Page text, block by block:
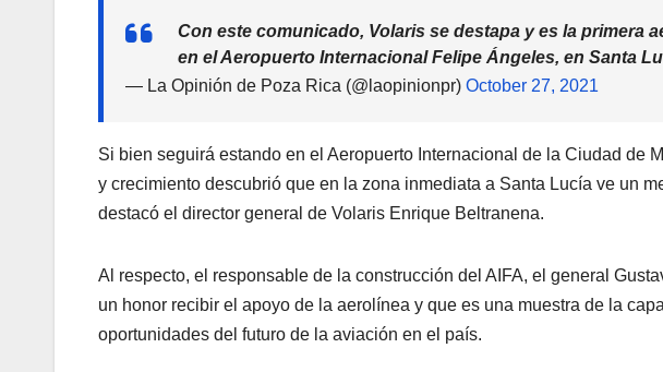
Con este comunicado, Volaris se destapa y es la primera
en el Aeropuerto Internacional Felipe Ángeles, en Santa
— La Opinión de Poza Rica (@laopinionpr) October 27, 2021
Si bien seguirá estando en el Aeropuerto Internacional de la Ciudad de
y crecimiento descubrió que en la zona inmediata a Santa Lucía ve un
destacó el director general de Volaris Enrique Beltranena.
Al respecto, el responsable de la construcción del AIFA, el general
un honor recibir el apoyo de la aerolínea y que es una muestra de la
oportunidades del futuro de la aviación en el país.